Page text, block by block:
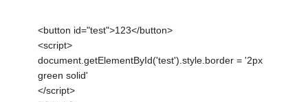
<button id="test">123</button>
<script>
document.getElementById('test').style.border = '2px
green solid'
</script>